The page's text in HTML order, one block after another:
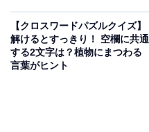
【クロスワードパズルクイズ】
解けるとすっきり！ 空欄に共通
する2文字は？植物にまつわる
言葉がヒント